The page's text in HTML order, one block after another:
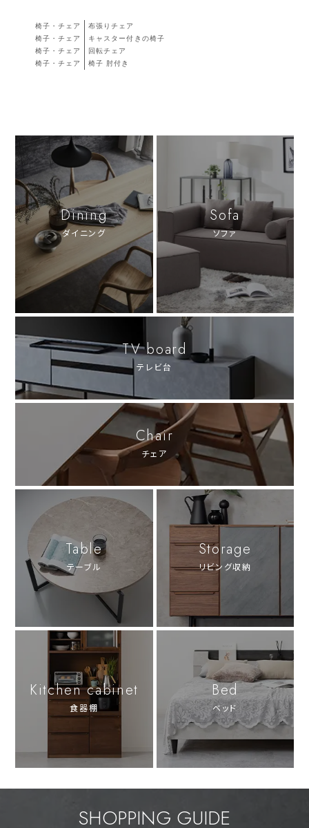
椅子・チェア
布張りチェア
椅子・チェア
キャスター付きの椅子
椅子・チェア
回転チェア
椅子・チェア
椅子 肘付き
Dining
ダイニング
Sofa
ソファ
TV board
テレビ台
Chair
チェア
Table
テーブル
Storage
リビング収納
Kitchen cabinet
食器棚
Bed
ベッド
SHOPPING GUIDE